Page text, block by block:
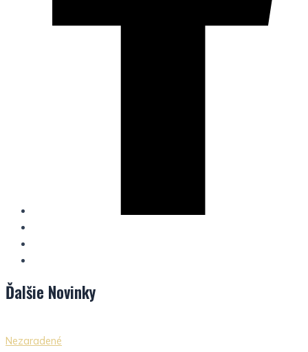
Ďalšie Novinky
Nezaradené